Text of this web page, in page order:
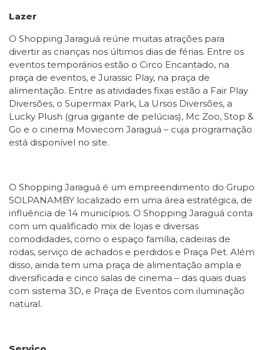
Lazer
O Shopping Jaraguá reúne muitas atrações para
divertir as crianças nos últimos dias de férias. Entre os
eventos temporários estão o Circo Encantado, na
praça de eventos, e Jurassic Play, na praça de
alimentação. Entre as atividades fixas estão a Fair Play
Diversões, o Supermax Park, La Ursos Diversões, a
Lucky Plush (grua gigante de pelúcias), Mc Zoo, Stop &
Go e o cinema Moviecom Jaraguá – cuja programação
está disponível no site.
O Shopping Jaraguá é um empreendimento do Grupo
SOLPANAMBY localizado em uma área estratégica, de
influência de 14 municípios. O Shopping Jaraguá conta
com um qualificado mix de lojas e diversas
comodidades, como o espaço família, cadeiras de
rodas, serviço de achados e perdidos e Praça Pet. Além
disso, ainda tem uma praça de alimentação ampla e
diversificada e cinco salas de cinema – das quais duas
com sistema 3D, e Praça de Eventos com iluminação
natural.